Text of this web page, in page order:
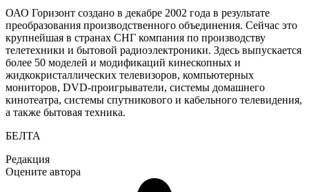
ОАО Горизонт создано в декабре 2002 года в результате
преобразования производственного объединения. Сейчас это
крупнейшая в странах СНГ компания по производству
телетехники и бытовой радиоэлектроники. Здесь выпускается
более 50 моделей и модификаций кинескопных и
жидкокристаллических телевизоров, компьютерных
мониторов, DVD-проигрыватели, системы домашнего
кинотеатра, системы спутникового и кабельного телевидения,
а также бытовая техника.
БЕЛТА
Редакция
Оцените автора